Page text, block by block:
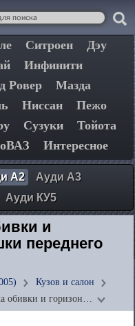
Ситроен
Дэу
Инфинити
Ровер
Мазда
Ниссан
Пежо
Сузуки
Тойота
Интересное
А2
Ауди А3
Ауди КУ5
и
переднего
Кузов и салон
обивки и горизон…